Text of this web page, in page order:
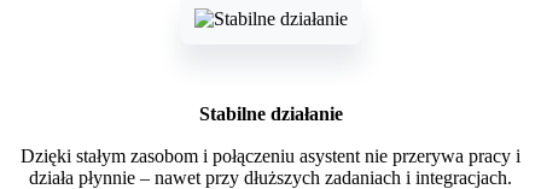
Stabilne działanie
Dzięki stałym zasobom i połączeniu asystent nie przerywa pracy i
działa płynnie – nawet przy dłuższych zadaniach i integracjach.